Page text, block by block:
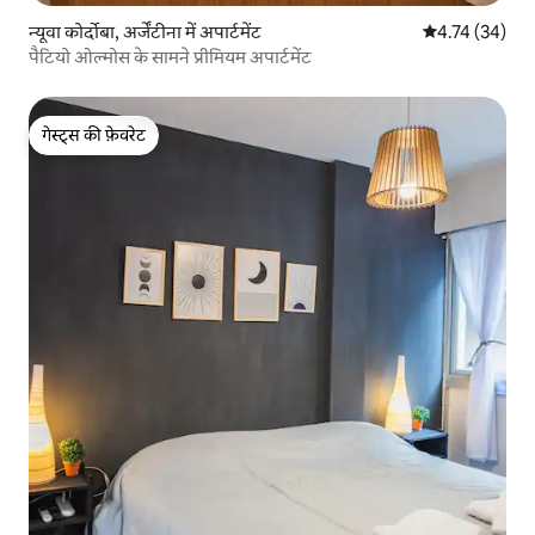
न्यूवा कोर्दोबा, अर्जेंटीना में अपार्टमेंट औसत रेटिंग 5 में
4.74 (34)
पैटियो ओल्मोस के सामने प्रीमियम अपार्टमेंट
गेस्ट्स की फ़ेवरेट
गेस्ट्स की फ़ेवरेट